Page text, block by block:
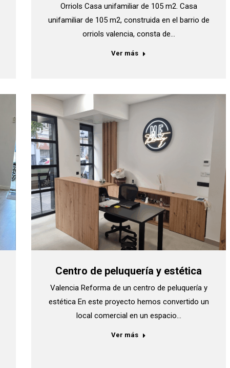
Orriols Casa unifamiliar de 105 m2. Casa
unifamiliar de 105 m2, construida en el barrio de
orriols valencia, consta de…
Ver más
Centro de peluquería y estética
Valencia Reforma de un centro de peluquería y
estética En este proyecto hemos convertido un
local comercial en un espacio…
Ver más